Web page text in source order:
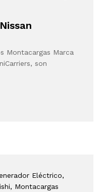
Montacargas Marca
son
Eléctrico,
, Montacargas